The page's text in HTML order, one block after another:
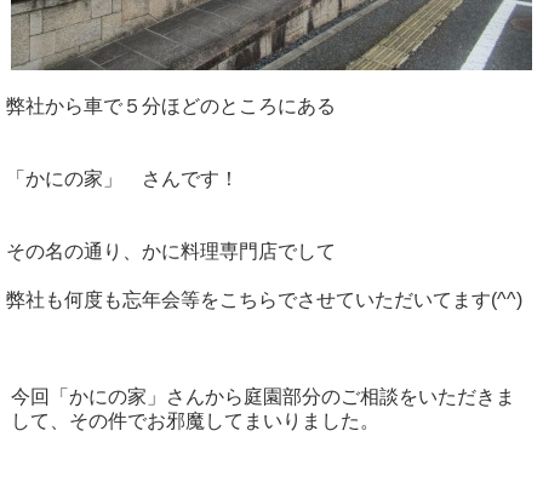
弊社から車で５分ほどのところにある
「かにの家」 さんです！
その名の通り、かに料理専門店でして
弊社も何度も忘年会等をこちらでさせていただいてます(^^)
今回「かにの家」さんから庭園部分のご相談をいただきま
して、その件でお邪魔してまいりました。